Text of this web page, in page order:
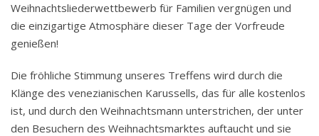
Weihnachtsliederwettbewerb für Familien vergnügen und
die einzigartige Atmosphäre dieser Tage der Vorfreude
genießen!
Die fröhliche Stimmung unseres Treffens wird durch die
Klänge des venezianischen Karussells, das für alle kostenlos
ist, und durch den Weihnachtsmann unterstrichen, der unter
den Besuchern des Weihnachtsmarktes auftaucht und sie